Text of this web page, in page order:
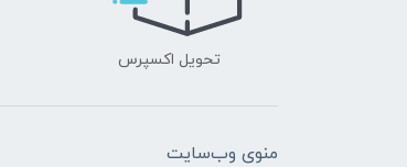
تحویل اکسپرس
منوی وب‌سایت